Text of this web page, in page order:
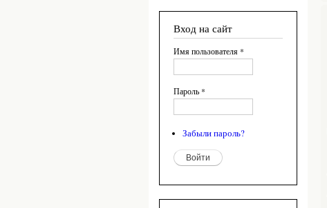
Вход на сайт
Имя пользователя *
Пароль *
Забыли пароль?